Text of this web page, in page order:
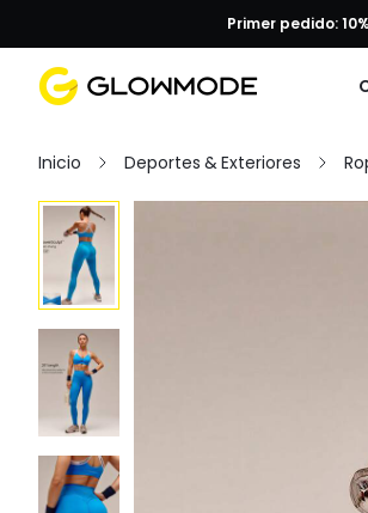
Primer pedido:
Inicio Deportes & Exteriores